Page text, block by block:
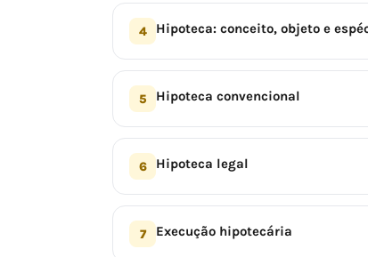
4 Hipoteca: conceito, objeto e
5 Hipoteca convencional
6 Hipoteca legal
7 Execução hipotecária